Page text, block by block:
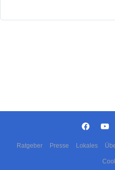
Ratgeber Presse Lokales